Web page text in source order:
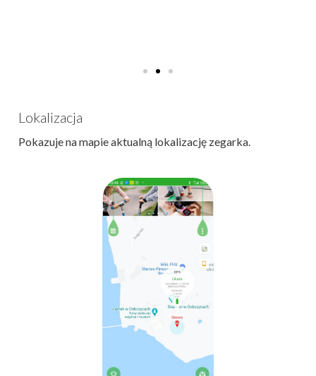
Lokalizacja
Pokazuje na mapie aktualną lokalizację zegarka.